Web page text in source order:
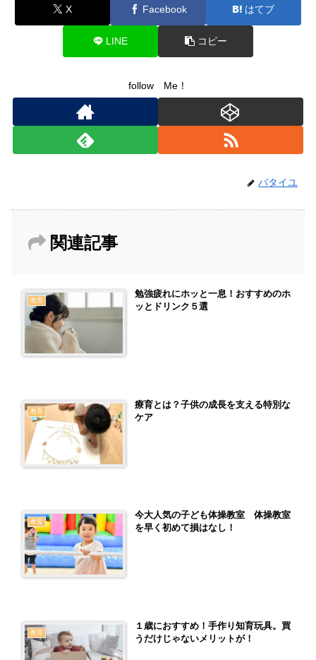
X Facebook はてブ
LINE コピー
follow Me！
バタイユ
関連記事
教育
勉強疲れにホッと一息！おすすめのホ
ッとドリンク５選
教育
療育とは？子供の成長を支える特別な
ケア
教育
今大人気の子ども体操教室 体操教室
を早く初めて損はなし！
教育
１歳におすすめ！手作り知育玩具。買
うだけじゃないメリットが！